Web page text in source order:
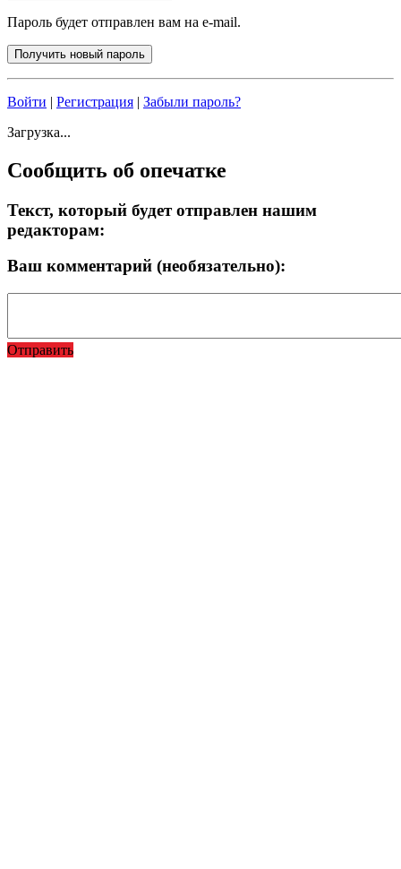
Пароль будет отправлен вам на e-mail.
Войти | Регистрация | Забыли пароль?
Загрузка...
Сообщить об опечатке
Текст, который будет отправлен нашим
редакторам:
Ваш комментарий (необязательно):
Отправить